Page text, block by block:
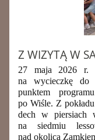
Z WIZYTĄ W
27 maja 2026 r.
na wycieczkę do
punktem
po Wiśle. Z
dech w piersiach
na siedmiu
nad okolicą